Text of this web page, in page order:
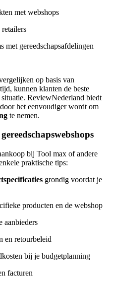
met webshops
met gereedschapsafdelingen
op basis van
kunnen klanten de beste
ReviewNederland biedt
het eenvoudiger wordt om
te nemen.
bij Tool max of andere
praktische tips:
grondig voordat je
producten en de webshop
aanbieders
en retourbeleid
bij je budgetplanning
facturen